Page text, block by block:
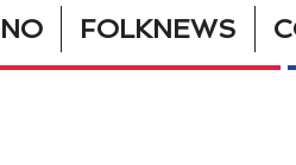
FOLKNEWS